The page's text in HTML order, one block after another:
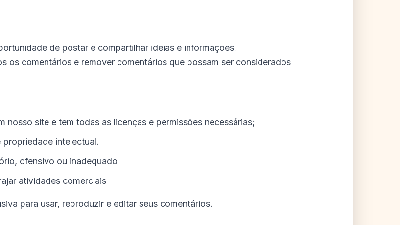
de postar e compartilhar ideias e informações.
os comentários e remover comentários que possam ser considerados
site e tem todas as licenças e permissões necessárias;
intelectual.
ofensivo ou inadequado
atividades comerciais
para usar, reproduzir e editar seus comentários.